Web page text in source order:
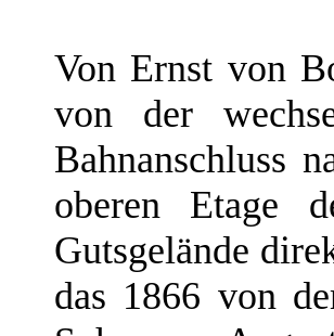
Von Ernst von
von der
Bahnanschluss
oberen Etage
Gutsgelände
das 1866 von